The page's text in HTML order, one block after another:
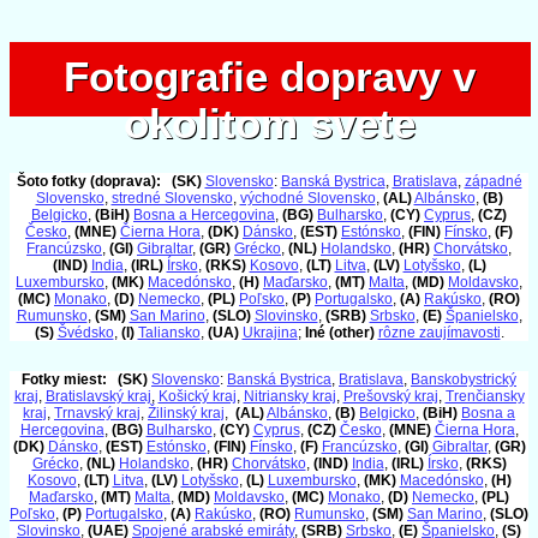
Fotografie dopravy v
okolitom svete
Fotografie dopravy v
okolitom svete
Šoto fotky (doprava): (SK) Slovensko: Banská Bystrica, Bratislava, západné
Slovensko, stredné Slovensko, východné Slovensko, (AL)Albánsko, (B)
Belgicko, (BiH) Bosna a Hercegovina, (BG) Bulharsko, (CY) Cyprus, (CZ)
Česko, (MNE) Čierna Hora, (DK) Dánsko, (EST) Estónsko, (FIN) Fínsko, (F)
Francúzsko, (GI) Gibraltar, (GR) Grécko, (NL) Holandsko, (HR) Chorvátsko,
(IND) India, (IRL) Írsko, (RKS) Kosovo, (LT) Litva, (LV) Lotyšsko, (L)
Luxembursko, (MK) Macedónsko, (H) Maďarsko, (MT) Malta, (MD) Moldavsko,
(MC) Monako, (D) Nemecko, (PL) Poľsko, (P) Portugalsko, (A) Rakúsko, (RO)
Rumunsko, (SM) San Marino, (SLO) Slovinsko, (SRB) Srbsko, (E) Španielsko,
(S) Švédsko, (I) Taliansko, (UA) Ukrajina; Iné (other) rôzne zaujímavosti.
Fotky miest: (SK) Slovensko: Banská Bystrica, Bratislava, Banskobystrický
kraj, Bratislavský kraj, Košický kraj, Nitriansky kraj, Prešovský kraj, Trenčiansky
kraj, Trnavský kraj, Žilinský kraj, (AL)Albánsko, (B) Belgicko, (BiH) Bosna a
Hercegovina, (BG) Bulharsko, (CY) Cyprus, (CZ) Česko, (MNE) Čierna Hora,
(DK) Dánsko, (EST) Estónsko, (FIN) Fínsko, (F) Francúzsko, (GI) Gibraltar, (GR)
Grécko, (NL) Holandsko, (HR) Chorvátsko, (IND) India, (IRL) Írsko, (RKS)
Kosovo, (LT) Litva, (LV) Lotyšsko, (L) Luxembursko, (MK) Macedónsko, (H)
Maďarsko, (MT) Malta, (MD) Moldavsko, (MC) Monako, (D) Nemecko, (PL)
Poľsko, (P) Portugalsko, (A) Rakúsko, (RO) Rumunsko, (SM) San Marino, (SLO)
Slovinsko, (UAE) Spojené arabské emiráty, (SRB) Srbsko, (E) Španielsko, (S)